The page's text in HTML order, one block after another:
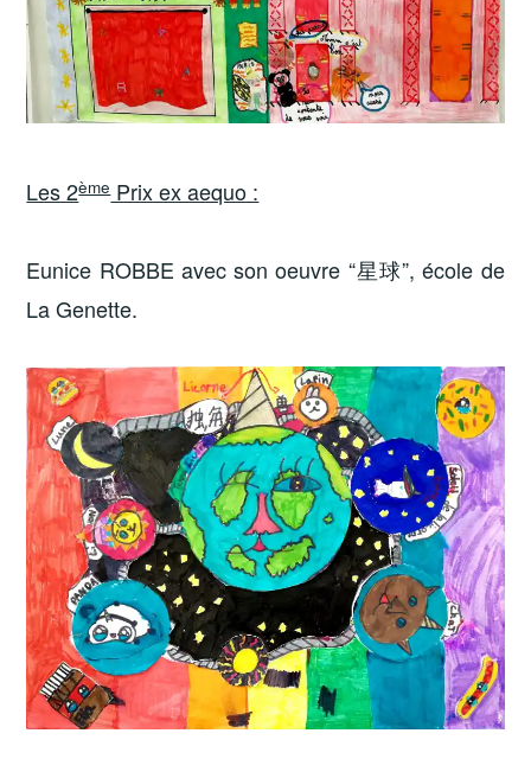
Les 2èmePrix ex aequo :
Eunice ROBBE avec son oeuvre “星球”, école de
La Genette.